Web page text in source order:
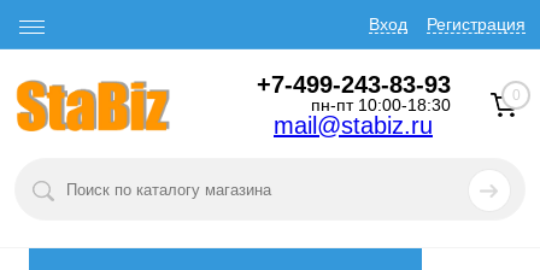
Вход Регистрация
+7-499-243-83-93
пн-пт 10:00-18:30
mail@stabiz.ru
0